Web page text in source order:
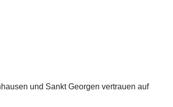
und Sankt Georgen vertrauen auf